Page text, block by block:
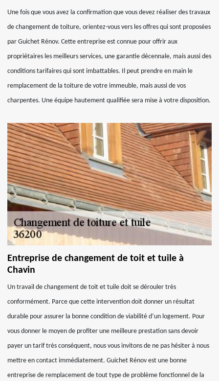
Une fois que vous avez la confirmation que vous devez réaliser des travaux
de changement de toiture, orientez-vous vers les offres qui sont proposées
par Guichet Rénov. Cette entreprise est connue pour offrir aux
propriétaires les meilleurs services, une garantie décennale, mais aussi des
conditions tarifaires qui sont imbattables. Il peut prendre en main le
remplacement de la toiture de votre immeuble, mais aussi de vos
charpentes. Une équipe hautement qualifiée sera mise à votre disposition.
Entreprise de changement de toit et tuile à
Chavin
Un travail de changement de toit et tuile doit se dérouler très
conformément. Parce que cette intervention doit donner un résultat
durable pour assurer la bonne condition de viabilité d’un logement. Pour
vous donner le moyen de profiter une meilleure prestation sans devoir
payer un tarif très conséquent, nous vous invitons de ne pas hésiter à nous
mettre en contact immédiatement. Guichet Rénov est une bonne
entreprise de remplacement de tout type de problème fonctionnel de la